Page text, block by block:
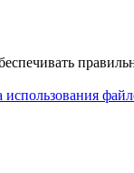
использования